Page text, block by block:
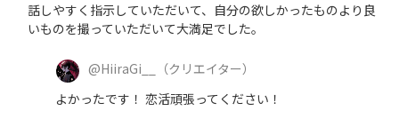
話しやすく指示していただいて、自分の欲しかったものより良
いものを撮っていただいて大満足でした。
@HiiraGi__
（クリエイター）
よかったです！ 恋活頑張ってください！